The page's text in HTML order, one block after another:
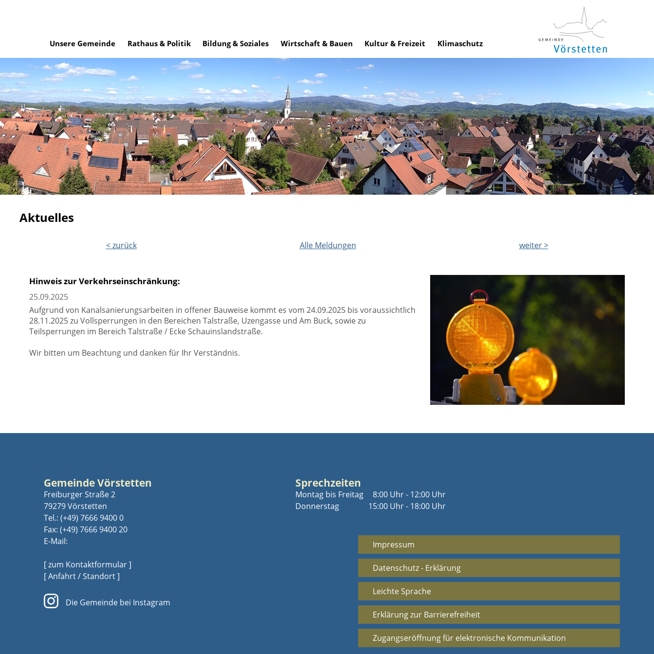
Unsere Gemeinde Rathaus & Politik Bildung & Soziales Wirtschaft & Bauen Kultur & Freizeit Klimaschutz
Aktuelles
< zurück Alle Meldungen weiter >
Hinweis zur Verkehrseinschränkung:
25.09.2025
Aufgrund von Kanalsanierungsarbeiten in offener Bauweise kommt es vom 24.09.2025 bis voraussichtlich
28.11.2025 zu Vollsperrungen in den Bereichen Talstraße, Uzengasse und Am Buck, sowie zu
Teilsperrungen im Bereich Talstraße / Ecke Schauinslandstraße.
Wir bitten um Beachtung und danken für Ihr Verständnis.
Gemeinde Vörstetten
Freiburger Straße 2
79279 Vörstetten
Tel.: (+49) 7666 9400 0
Fax: (+49) 7666 9400 20
E-Mail:
[ zum Kontaktformular ]
[ Anfahrt / Standort ]
Die Gemeinde bei Instagram
Sprechzeiten
Montag bis Freitag
Donnerstag
8:00 Uhr - 12:00 Uhr
15:00 Uhr - 18:00 Uhr
Impressum
Datenschutz - Erklärung
Leichte Sprache
Erklärung zur Barrierefreiheit
Zugangseröffnung für elektronische Kommunikation